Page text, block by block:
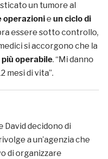
un tumore al
operazionie un ciclo di
essere sotto controllo,
si accorgono che la
più operabile. “Mi danno
mesi di vita”.
David decidono di
a un’agenzia che
di organizzare